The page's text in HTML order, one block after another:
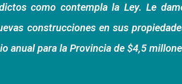
como contempla la Ley. Le
construcciones en sus
anual para la Provincia de $4,5